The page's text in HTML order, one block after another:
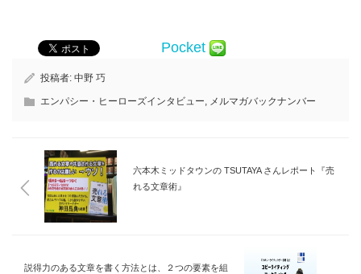
Pocket
投稿者: 中野 巧
エンパシー・ヒーローズインタビュー, メルマガバックナンバー
六本木ミッドタウンの TSUTAYA さんレポート『売
れる文章術』
説得力のある文章を書く方法とは、２つの要素を組